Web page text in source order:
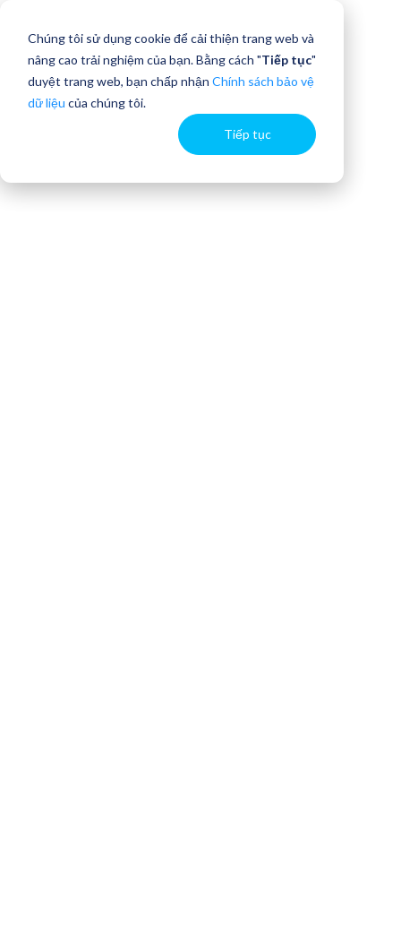
Chúng tôi sử dụng cookie để cải thiện trang web và
nâng cao trải nghiệm của bạn. Bằng cách "Tiếp tục"
duyệt trang web, bạn chấp nhận Chính sách bảo vệ
dữ liệu của chúng tôi.
Tiếp tục